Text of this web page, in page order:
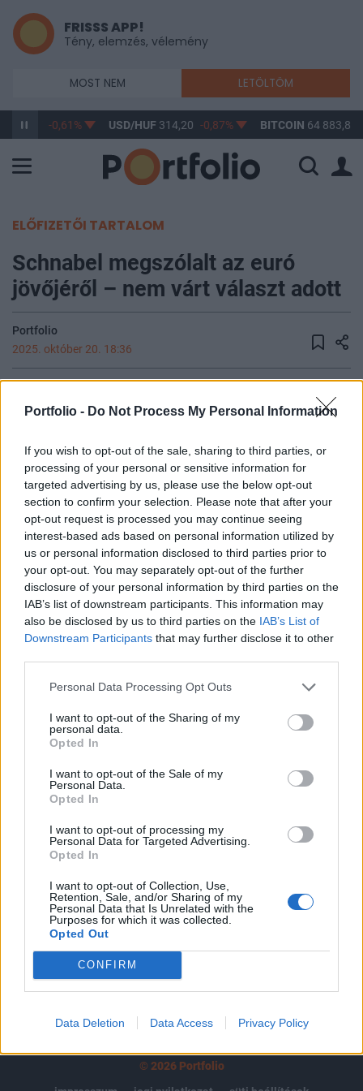
Portfolio - Do Not Process My Personal Information
If you wish to opt-out of the sale, sharing to third parties, or
processing of your personal or sensitive information for
targeted advertising by us, please use the below opt-out
section to confirm your selection. Please note that after your
opt-out request is processed you may continue seeing
interest-based ads based on personal information utilized by
us or personal information disclosed to third parties prior to
your opt-out. You may separately opt-out of the further
disclosure of your personal information by third parties on the
IAB’s list of downstream participants. This information may
also be disclosed by us to third parties on the IAB’s List of
Downstream Participants that may further disclose it to other
Personal Data Processing Opt Outs
I want to opt-out of the Sharing of my
personal data.
Opted In
I want to opt-out of the Sale of my
Personal Data.
Opted In
I want to opt-out of processing my
Personal Data for Targeted Advertising.
Opted In
I want to opt-out of Collection, Use,
Retention, Sale, and/or Sharing of my
Personal Data that Is Unrelated with the
Purposes for which it was collected.
Opted Out
CONFIRM
Data Deletion Data Access Privacy Policy
FRISSS APP!
Tény, elemzés, vélemény
MOST NEM LETÖLTÖM
363,17 -0,61% USD/HUF 314,20 -0,87% BITCOIN 64 883,84
ELŐFIZETŐI TARTALOM
Schnabel megszólalt az euró
jövőjéről – nem várt választ adott
Portfolio
2025. október 20. 18:36
Isabel Schnabel szerint az euró nemzetközi
hogy ezt még inkább megerősítse.
Budapest Economic Forum 2026Átalakulóban a magyar
gazdaságpolitika, a választások után gyökeresen
változhatnak meg a körülmények és a célok. Merre tart a
magyar kormány és mivel néz szembe a nemzetközi
környezetben? Ez lesz a Portfolio idei kiemelt
gazdaságpolitikai konferenciájának legfontosabb
témája.Információ és jelentkezésA frankfurti
panelbeszélgetésen hétfőn elmondta:...
KEDVES OLVASÓNK!
tartozik, melynek olvasása előfizetéses
regisztrációhoz kötött.
Az előfizetés a következőket tartalmazza:
Portfolio.hu teljes cikkarchívum
kötéslistái
Előfizetés
MÁR ELŐFIZETŐNK VAGY?
© 2026 Portfolio